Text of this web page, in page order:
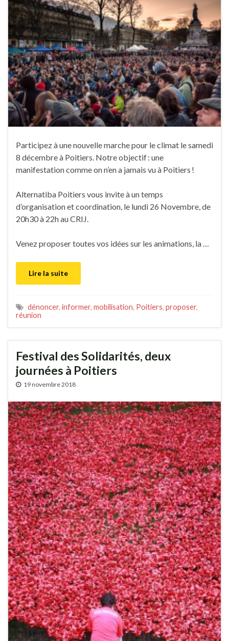
Participez à une nouvelle marche pour le climat le samedi
8 décembre à Poitiers. Notre objectif : une
manifestation comme on n’en a jamais vu à Poitiers !
Alternatiba Poitiers vous invite à un temps
d’organisation et coordination, le lundi 26 Novembre, de
20h30 à 22h au CRIJ.
Venez proposer toutes vos idées sur les animations, la …
Lire la suite
dénoncer, informer, mobilisation, Poitiers, proposer,
réunion
Festival des Solidarités, deux
journées à Poitiers
19 novembre 2018